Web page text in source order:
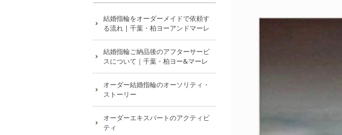
結婚指輪をオーダーメイドで依頼す
る流れ | 千葉・柏ヨーアンドマーレ
結婚指輪ご納品後のアフターサービ
スについて｜千葉・柏ヨー&マーレ
オーダー結婚指輪のオーソリティ・
ストーリー
オーダーエキスパートのアクティビ
ティ